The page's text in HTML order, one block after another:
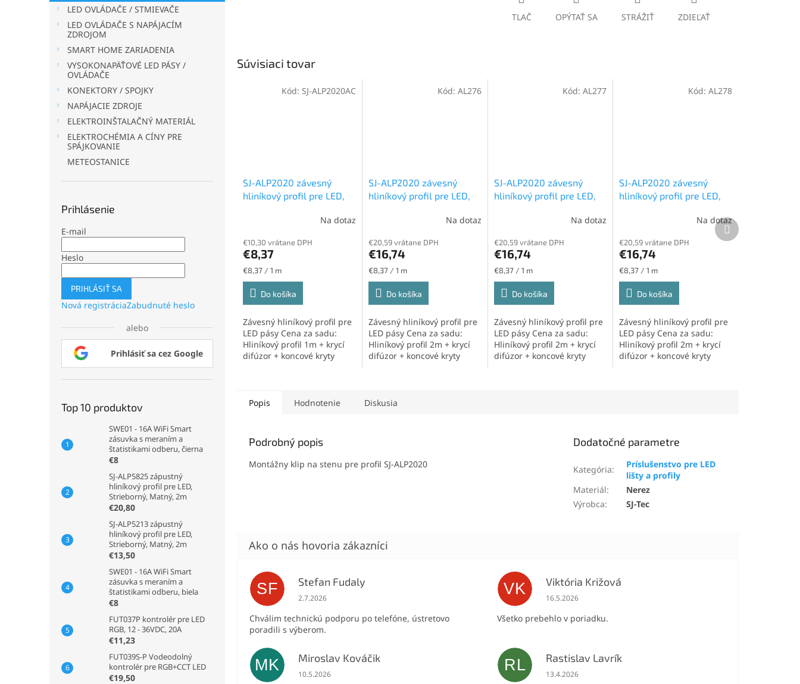
LED OVLÁDAČE / STMIEVAČE
LED OVLÁDAČE S NAPÁJACÍM
ZDROJOM
SMART HOME ZARIADENIA
VYSOKONAPÄŤOVÉ LED PÁSY /
OVLÁDAČE
KONEKTORY / SPOJKY
NAPÁJACIE ZDROJE
ELEKTROINŠTALAČNÝ MATERIÁL
ELEKTROCHÉMIA A CÍNY PRE
SPÁJKOVANIE
METEOSTANICE
Prihlásenie
E-mail
Heslo
PRIHLÁSIŤ SA
Nová registráciaZabudnuté heslo
alebo
Prihlásiť sa cez Google
Top 10 produktov
SWE01 - 16A WiFi Smart
zásuvka s meraním a
štatistikami odberu, čierna
€8
SJ-ALP5825 zápustný
hliníkový profil pre LED,
Strieborný, Matný, 2m
€20,80
SJ-ALP5213 zápustný
hliníkový profil pre LED,
Strieborný, Matný, 2m
€13,50
SWE01 - 16A WiFi Smart
zásuvka s meraním a
štatistikami odberu, biela
€8
FUT037P kontrolér pre LED
RGB, 12 - 36VDC, 20A
€11,23
FUT039S-P Vodeodolný
kontrolér pre RGB+CCT LED
€19,50
TLAČ OPÝTAŤ SA STRÁŽIŤ ZDIEĽAŤ
Súvisiaci tovar
SJ-ALP2020 závesný
hliníkový profil pre LED,
Na dotaz
€10,30 vrátane DPH
€8,37
Jednotková
cena:
€8,37 / 1 m
Do košíka
Závesný hliníkový profil pre
LED pásy Cena za sadu:
Hliníkový profil 1m + krycí
difúzor + koncové kryty
Kód: SJ-ALP2020AC
SJ-ALP2020 závesný
hliníkový profil pre LED,
Na dotaz
€20,59 vrátane DPH
€16,74
Jednotková
cena:
€8,37 / 1 m
Do košíka
Závesný hliníkový profil pre
LED pásy Cena za sadu:
Hliníkový profil 2m + krycí
difúzor + koncové kryty
Kód: AL276
SJ-ALP2020 závesný
hliníkový profil pre LED,
Na dotaz
€20,59 vrátane DPH
€16,74
Jednotková
cena:
€8,37 / 1 m
Do košíka
Závesný hliníkový profil pre
LED pásy Cena za sadu:
Hliníkový profil 2m + krycí
difúzor + koncové kryty
Kód:AL277
SJ-ALP2020 závesný
hliníkový profil pre LED,
Na dotaz
€20,59 vrátane DPH
€16,74
Jednotková
cena:
€8,37 / 1 m
Do košíka
Závesný hliníkový profil pre
LED pásy Cena za sadu:
Hliníkový profil 2m + krycí
difúzor + koncové kryty
Kód: AL278
Ďalší
produkt
Popis Hodnotenie Diskusia
Podrobný popis
Montážny klip na stenu pre profil SJ-ALP2020
Dodatočné parametre
Kategória:
Príslušenstvo pre LED
lišty a profily
Materiál:
Nerez
Výrobca: SJ-Tec
SF Stefan Fudaly
Hodnotenie obchodu je 5 z 5 hviezdičiek.
2.7.2026
Chválim technickú podporu po telefóne, ústretovo
poradili s výberom.
VK Viktória Križová
Hodnotenie obchodu je 5 z 5 hviezdičiek.
16.5.2026
Všetko prebehlo v poriadku.
MK Miroslav Kováčik
Hodnotenie obchodu je 5 z 5 hviezdičiek.
10.5.2026
RL Rastislav Lavrík
Hodnotenie obchodu je 5 z 5 hviezdičiek.
13.4.2026